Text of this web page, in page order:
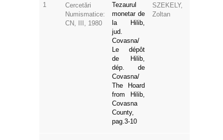
1
Cercetări
Numismatice:
CN, III, 1980
Tezaurul
monetar de
la Hilib,
jud.
Covasna/
Le dépôt
de Hilib,
dép. de
Covasna/
The Hoard
from Hilib,
Covasna
County,
pag.3-10
SZEKELY,
Zoltan